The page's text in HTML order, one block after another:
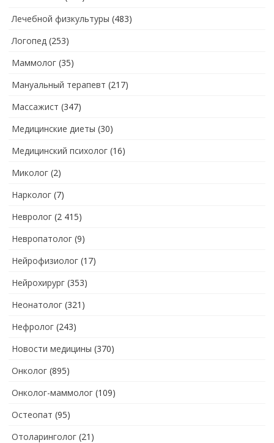
Лечебной физкультуры (483)
Логопед (253)
Маммолог (35)
Мануальный терапевт (217)
Массажист (347)
Медицинские диеты (30)
Медицинский психолог (16)
Миколог (2)
Нарколог (7)
Невролог (2 415)
Невропатолог (9)
Нейрофизиолог (17)
Нейрохирург (353)
Неонатолог (321)
Нефролог (243)
Новости медицины (370)
Онколог (895)
Онколог-маммолог (109)
Остеопат (95)
Отоларинголог (21)